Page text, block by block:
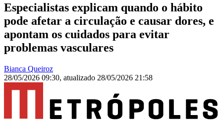
Especialistas explicam quando o hábito
pode afetar a circulação e causar dores, e
apontam os cuidados para evitar
problemas vasculares
Bianca Queiroz
28/05/2026 09:30, atualizado 28/05/2026 21:58